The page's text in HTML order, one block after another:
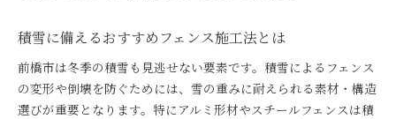
積雪時も安心できるおすすめフェンス構造
前橋市の気候を活かす外構アイデア集
エクステリアとフェンスの連携術を紹介
積雪に備えるおすすめフェンス施工法とは
前橋市は冬季の積雪も見逃せない要素です。積雪によるフェンス
の変形や倒壊を防ぐためには、雪の重みに耐えられる素材・構造
選びが重要となります。特にアルミ形材やスチールフェンスは積